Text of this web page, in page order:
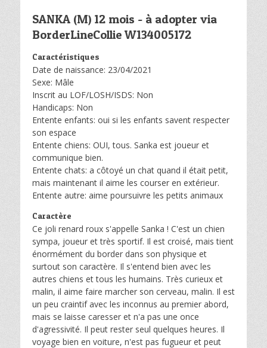
SANKA (M) 12 mois - à adopter via
BorderLineCollie W134005172
Caractéristiques
Date de naissance: 23/04/2021
Sexe: Mâle
Inscrit au LOF/LOSH/ISDS: Non
Handicaps: Non
Entente enfants: oui si les enfants savent respecter
son espace
Entente chiens: OUI, tous. Sanka est joueur et
communique bien.
Entente chats: a côtoyé un chat quand il était petit,
mais maintenant il aime les courser en extérieur.
Entente autre: aime poursuivre les petits animaux
Caractère
Ce joli renard roux s'appelle Sanka ! C'est un chien
sympa, joueur et très sportif. Il est croisé, mais tient
énormément du border dans son physique et
surtout son caractère. Il s'entend bien avec les
autres chiens et tous les humains. Très curieux et
malin, il aime faire marcher son cerveau, malin. Il est
un peu craintif avec les inconnus au premier abord,
mais se laisse caresser et n'a pas une once
d'agressivité. Il peut rester seul quelques heures. Il
voyage bien en voiture, n'est pas fugueur et peut